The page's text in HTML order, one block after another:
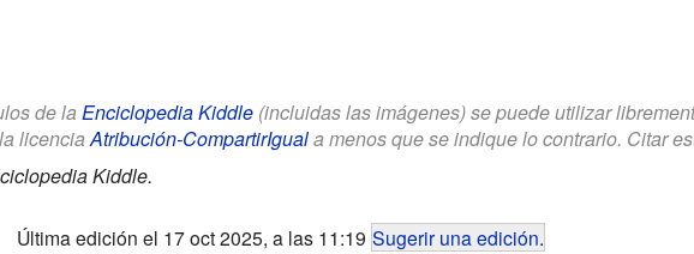
de la Enciclopedia Kiddle(incluidas las imágenes) se puede utilizar
licenciaAtribución-CompartirIguala menos que se indique lo contrario. Citar
Kiddle.
Última edición el 17 oct 2025, a las 11:19 Sugerir una edición.